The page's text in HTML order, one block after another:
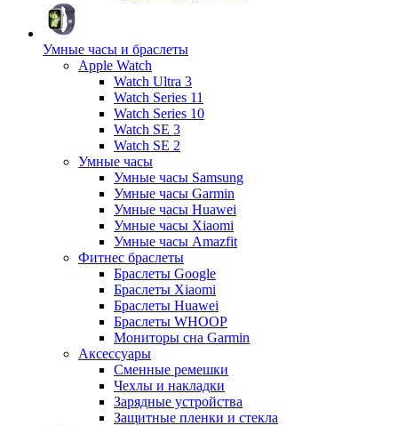
Умные часы и браслеты
Apple Watch
Watch Ultra 3
Watch Series 11
Watch Series 10
Watch SE 3
Watch SE 2
Умные часы
Умные часы Samsung
Умные часы Garmin
Умные часы Huawei
Умные часы Xiaomi
Умные часы Amazfit
Фитнес браслеты
Браслеты Google
Браслеты Xiaomi
Браслеты Huawei
Браслеты WHOOP
Мониторы сна Garmin
Аксессуары
Сменные ремешки
Чехлы и накладки
Зарядные устройства
Защитные пленки и стекла